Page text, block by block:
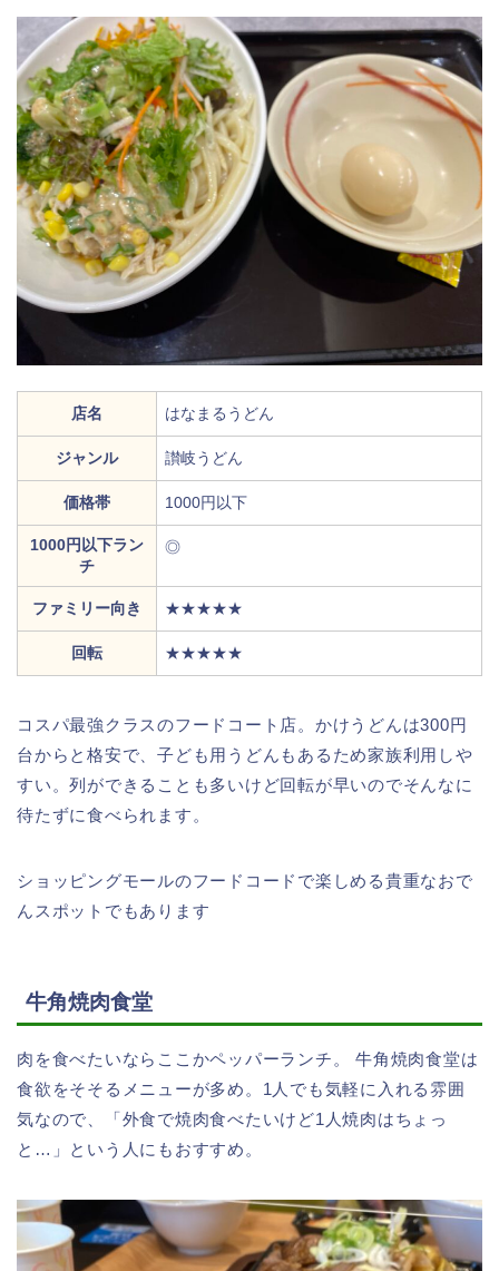
店名 はなまるうどん
ジャンル 讃岐うどん
価格帯 1000円以下
1000円以下ラン
チ
◎
ファミリー向き ★★★★★
回転 ★★★★★
コスパ最強クラスのフードコート店。かけうどんは300円
台からと格安で、子ども用うどんもあるため家族利用しや
すい。列ができることも多いけど回転が早いのでそんなに
待たずに食べられます。
ショッピングモールのフードコードで楽しめる貴重なおで
んスポットでもあります
牛角焼肉食堂
肉を食べたいならここかペッパーランチ。 牛角焼肉食堂は
食欲をそそるメニューが多め。1人でも気軽に入れる雰囲
気なので、「外食で焼肉食べたいけど1人焼肉はちょっ
と…」という人にもおすすめ。